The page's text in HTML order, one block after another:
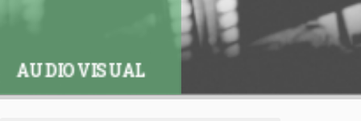
AUDIOVISUAL